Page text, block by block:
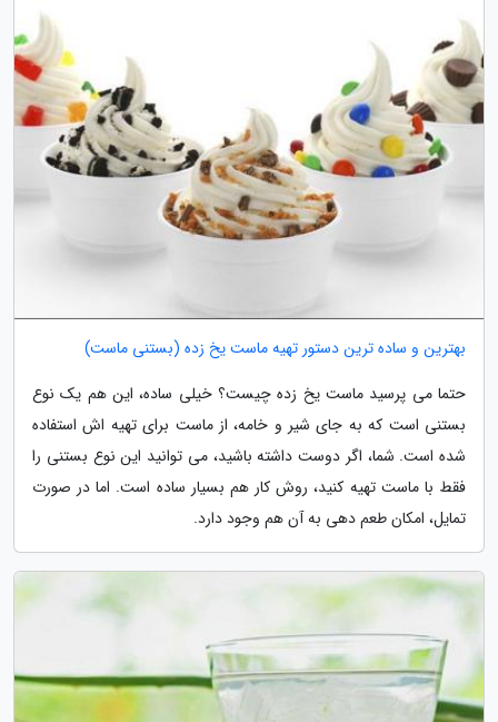
بهترین و ساده ترین دستور تهیه ماست یخ زده (بستنی ماست)
حتما می پرسید ماست یخ زده چیست؟ خیلی ساده، این هم یک نوع
بستنی است که به جای شیر و خامه، از ماست برای تهیه اش استفاده
شده است. شما، اگر دوست داشته باشید، می توانید این نوع بستنی را
فقط با ماست تهیه کنید، روش کار هم بسیار ساده است. اما در صورت
تمایل، امکان طعم دهی به آن هم وجود دارد.